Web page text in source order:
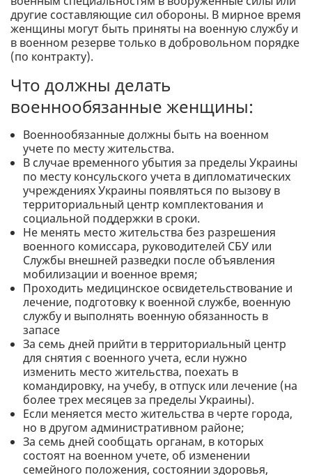
другие составляющие сил обороны. В мирное время
женщины могут быть приняты на военную службу и
в военном резерве только в добровольном порядке
(по контракту).
Что должны делать
военнообязанные женщины:
Военнообязанные должны быть на военном
учете по месту жительства.
В случае временного убытия за пределы Украины
по месту консульского учета в дипломатических
учреждениях Украины появляться по вызову в
территориальный центр комплектования и
социальной поддержки в сроки.
Не менять место жительства без разрешения
военного комиссара, руководителей СБУ или
Службы внешней разведки после объявления
мобилизации и военное время;
Проходить медицинское освидетельствование и
лечение, подготовку к военной службе, военную
службу и выполнять военную обязанность в
запасе
За семь дней прийти в территориальный центр
для снятия с военного учета, если нужно
изменить место жительства, поехать в
командировку, на учебу, в отпуск или лечение (на
более трех месяцев за пределы Украины).
Если меняется место жительства в черте города,
но в другом административном районе;
За семь дней сообщать органам, в которых
состоят на военном учете, об изменении
семейного положения, состоянии здоровья,